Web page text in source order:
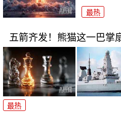
最热
五箭齐发！熊猫这一巴掌
最热